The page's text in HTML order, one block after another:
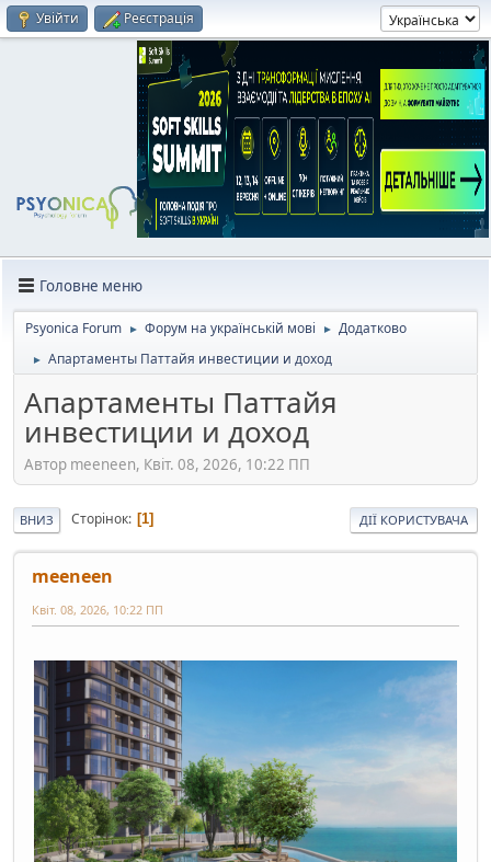
Увійти Реєстрація
Головне меню
Psyonica Forum ► Форум на українській мові ► Додатково
► Апартаменты Паттайя инвестиции и доход
Апартаменты Паттайя
инвестиции и доход
Автор meeneen, Квіт. 08, 2026, 10:22 ПП
ВНИЗ Сторінок 1 ДІЇ КОРИСТУВАЧА
meeneen
Квіт. 08, 2026, 10:22 ПП